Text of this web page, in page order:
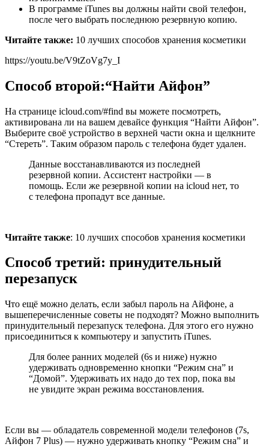
В программе iTunes вы должны найти свой телефон,
после чего выбрать последнюю резервную копию.
Читайте также: 10 лучших способов хранения косметики
https://youtu.be/V9tZoVg7y_I
Способ второй:“Найти Айфон”
На странице icloud.com/#find вы можете посмотреть,
активирована ли на вашем девайсе функция “Найти Айфон”.
Выберите своё устройство в верхней части окна и щелкните
“Стереть”. Таким образом пароль с телефона будет удален.
Данные восстанавливаются из последней
резервной копии. Ассистент настройки — в
помощь. Если же резервной копии на icloud нет, то
с телефона пропадут все данные.
Читайте также: 10 лучших способов хранения косметики
Способ третий: принудительный
перезапуск
Что ещё можно делать, если забыл пароль на Айфоне, а
вышеперечисленные советы не подходят? Можно выполнить
принудительный перезапуск телефона. Для этого его нужно
присоединиться к компьютеру и запустить iTunes.
Для более ранних моделей (6s и ниже) нужно
удерживать одновременно кнопки “Режим сна” и
“Домой”. Удерживать их надо до тех пор, пока вы
не увидите экран режима восстановления.
Если вы — обладатель современной модели телефонов (7s,
Айфон 7 Plus) — нужно удерживать кнопку “Режим сна” и